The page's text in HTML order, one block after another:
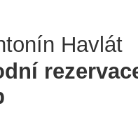
Havlát